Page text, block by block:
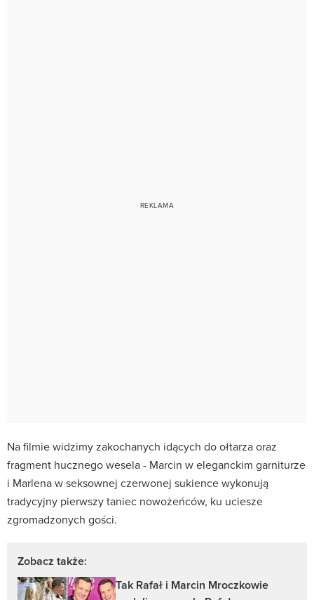
Na filmie widzimy zakochanych idących do ołtarza oraz
fragment hucznego wesela - Marcin w eleganckim garniturze
i Marlena w seksownej czerwonej sukience wykonują
tradycyjny pierwszy taniec nowożeńców, ku uciesze
zgromadzonych gości.
Zobacz także:
Tak Rafał i Marcin Mroczkowie